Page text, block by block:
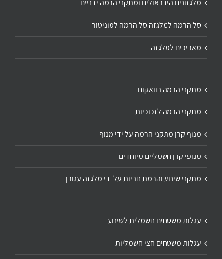
מלגזונים הידראולים ומתקני הרמה ידניים
סל הרמה למלגזה סל הרמה למוניטור
מאריכים למלגזה
מתקני הרמה בוואקום
מתקני הרמה לזכוכיות
מנוף קרן מתקני הרמה על ידי מנוף
מנופי קרן חשמליים מיוחדים
מתקני שינוע והרמת חביות על ידי מלגזה עגורן
עגלות משטחים חשמלית לשינוע
עגלות משטחים חצי חשמליות